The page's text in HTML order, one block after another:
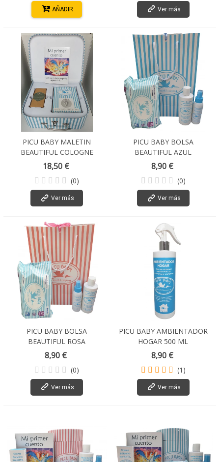
AÑADIR Ver más
PICU BABY MALETIN
BEAUTIFUL COLOGNE
18,50 €
(0)
Ver más
PICU BABY BOLSA
BEAUTIFUL AZUL
8,90 €
(0)
Ver más
PICU BABY BOLSA
BEAUTIFUL ROSA
8,90 €
(0)
Ver más
PICU BABY AMBIENTADOR
HOGAR 500 ML
8,90 €
(1)
Ver más